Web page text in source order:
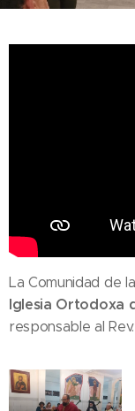
La Comunidad de
Iglesia Ortodoxa
responsable al